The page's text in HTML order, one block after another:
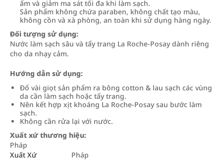
ẩm và giảm ma sát tối đa khi làm sạch.
Sản phẩm không chứa paraben, không chất tạo màu,
không cồn và xà phòng, an toàn khi sử dụng hàng ngày.
Đối tượng sử dụng:
Nước làm sạch sâu và tẩy trang La Roche-Posay dành riêng
cho da nhạy cảm.
Hướng dẫn sử dụng:
Đổ vài giọt sản phẩm ra bông cotton & lau sạch các vùng
da cần làm sạch hoặc tẩy trang.
Nên kết hợp xịt khoáng La Roche-Posay sau bước làm
sạch.
Không cần rửa lại với nước.
Xuất xứ thương hiệu:
Pháp
Xuất Xứ
Pháp